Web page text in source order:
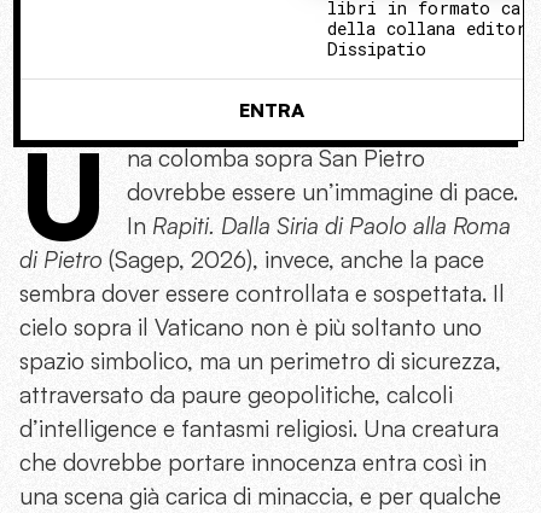
libri in formato
della collana
Dissipatio
ENTRA
U
na colomba sopra San Pietro
dovrebbe essere un’immagine di pace.
In Rapiti. Dalla Siria di Paolo alla Roma
di Pietro (Sagep, 2026), invece, anche la pace
sembra dover essere controllata e sospettata. Il
cielo sopra il Vaticano non è più soltanto uno
spazio simbolico, ma un perimetro di sicurezza,
attraversato da paure geopolitiche, calcoli
d’intelligence e fantasmi religiosi. Una creatura
che dovrebbe portare innocenza entra così in
una scena già carica di minaccia, e per qualche